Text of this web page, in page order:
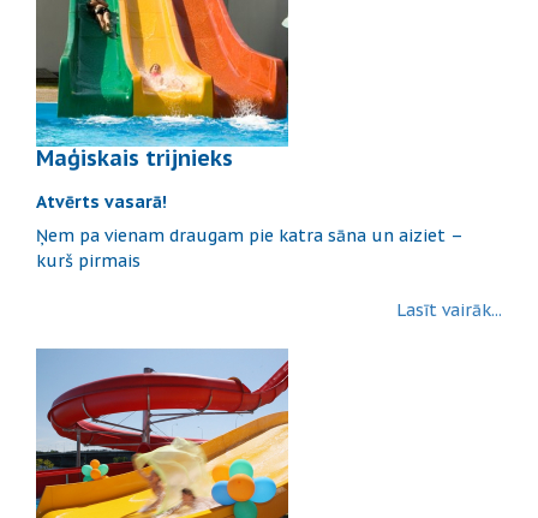
Maģiskais trijnieks
Atvērts vasarā!
Ņem pa vienam draugam pie katra sāna un aiziet –
kurš pirmais
Lasīt vairāk...